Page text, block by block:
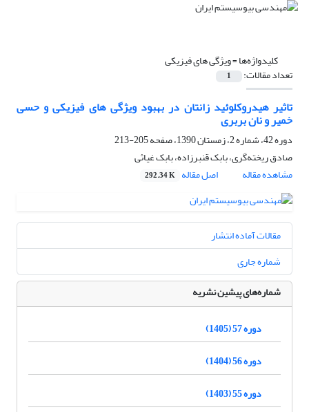
کلیدواژه‌ها =ویژگی های فیزیکی
تعداد مقالات: 1
تاثیر هیدروکلوئید زانتان در بهبود ویژگی های فیزیکی و حسی
خمیر و نان بربری
دوره 42، شماره 2، زمستان 1390، صفحه
205-213
صادق ریخته‌گری، بابک قنبرزاده، بابک غیاثی
مشاهده مقاله
اصل مقاله 292.34 K
مقالات آماده انتشار
شماره جاری
شماره‌های پیشین نشریه
دوره 57 (1405)
دوره 56 (1404)
دوره 55 (1403)